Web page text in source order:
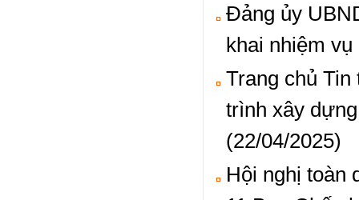
Đảng ủy
khai nhiệm
Trang chủ
trình xây
(22/04/2025)
Hội nghị toàn